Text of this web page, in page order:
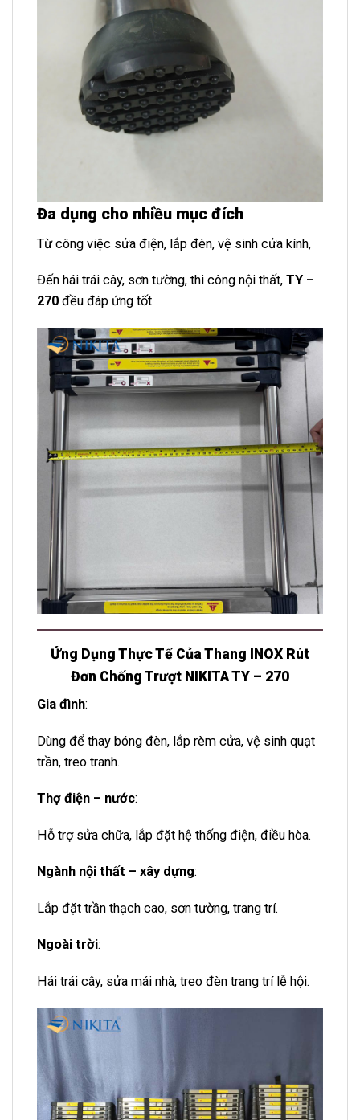
Đa dụng cho nhiều mục đích
Từ công việc sửa điện, lắp đèn, vệ sinh cửa kính,
Đến hái trái cây, sơn tường, thi công nội thất, TY –
270 đều đáp ứng tốt.
Ứng Dụng Thực Tế Của Thang INOX Rút
Đơn Chống Trượt NIKITA TY – 270
Gia đình:
Dùng để thay bóng đèn, lắp rèm cửa, vệ sinh quạt
trần, treo tranh.
Thợ điện – nước:
Hỗ trợ sửa chữa, lắp đặt hệ thống điện, điều hòa.
Ngành nội thất – xây dựng:
Lắp đặt trần thạch cao, sơn tường, trang trí.
Ngoài trời:
Hái trái cây, sửa mái nhà, treo đèn trang trí lễ hội.